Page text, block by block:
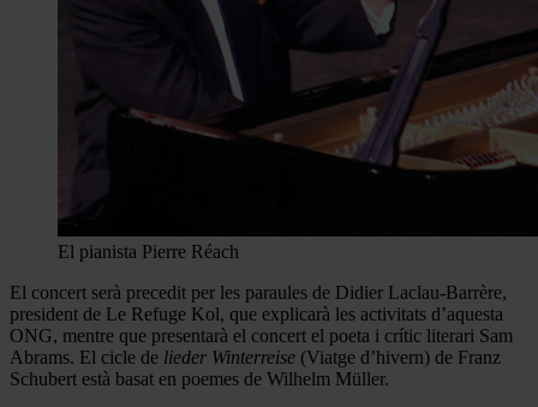
El pianista Pierre Réach
El concert serà precedit per les paraules de Didier Laclau-Barrère,
president de Le Refuge Kol, que explicarà les activitats d’aquesta
ONG, mentre que presentarà el concert el poeta i crític literari Sam
Abrams. El cicle de lieder Winterreise (Viatge d’hivern) de Franz
Schubert està basat en poemes de Wilhelm Müller.